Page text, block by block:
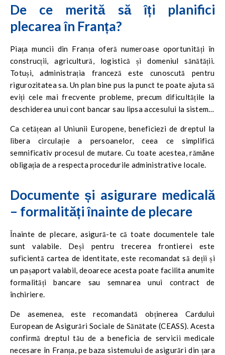
De ce merită să îți planifici
plecarea în Franța?
Piața muncii din Franța oferă numeroase oportunități în
construcții, agricultură, logistică și domeniul sănătății.
Totuși, administrația franceză este cunoscută pentru
rigurozitatea sa. Un plan bine pus la punct te poate ajuta să
eviți cele mai frecvente probleme, precum dificultățile la
deschiderea unui cont bancar sau lipsa accesului la sistemul
Ca cetățean al Uniunii Europene, beneficiezi de dreptul la
libera circulație a persoanelor, ceea ce simplifică
semnificativ procesul de mutare. Cu toate acestea, rămâne
obligația de a respecta procedurile administrative locale.
Documente și asigurare medicală
– formalități înainte de plecare
Înainte de plecare, asigură-te că toate documentele tale
sunt valabile. Deși pentru trecerea frontierei este
suficientă cartea de identitate, este recomandat să deții și
un pașaport valabil, deoarece acesta poate facilita anumite
formalități bancare sau semnarea unui contract de
închiriere.
De asemenea, este recomandată obținerea Cardului
European de Asigurări Sociale de Sănătate (CEASS). Acesta
confirmă dreptul tău de a beneficia de servicii medicale
necesare în Franța, pe baza sistemului de asigurări din țara